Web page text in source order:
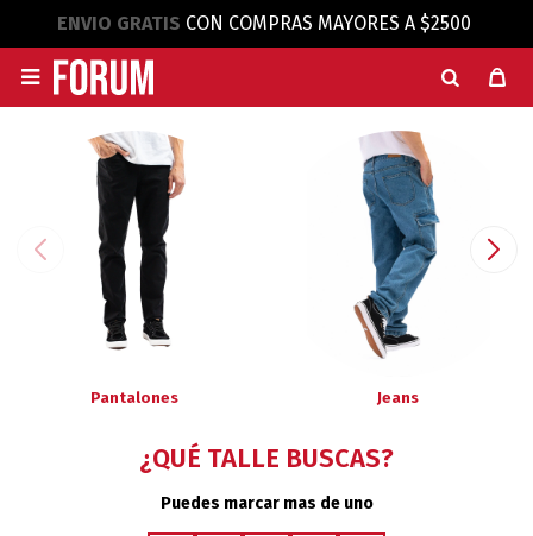
ENVIO GRATIS CON COMPRAS MAYORES A $2500

Pantalones Jeans
¿QUÉ TALLE BUSCAS?
Puedes marcar mas de uno